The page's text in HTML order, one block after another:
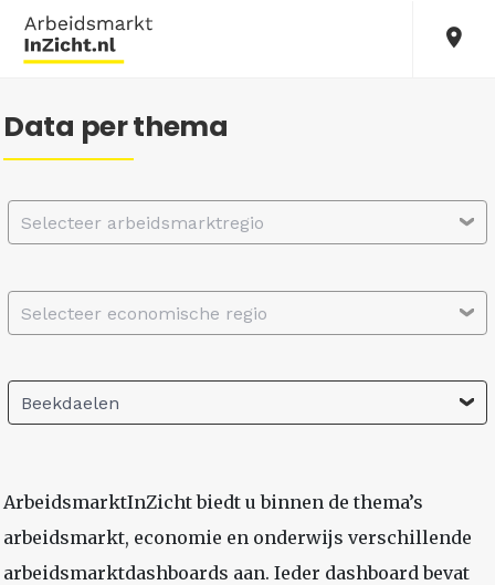
Data per thema
Selecteer arbeidsmarktregio
Selecteer economische regio
Beekdaelen
ArbeidsmarktInZicht biedt u binnen de thema’s
arbeidsmarkt, economie en onderwijs verschillende
arbeidsmarktdashboards aan. Ieder dashboard bevat